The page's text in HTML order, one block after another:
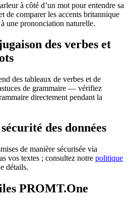
à côté d’un mot pour entendre sa
de comparer les accents britannique
une prononciation naturelle.
des verbes et
des tableaux de verbes et de
de grammaire — vérifiez
directement pendant la
des données
de manière sécurisée via
vos textes ; consultez notre politique
détails.
PROMT.One